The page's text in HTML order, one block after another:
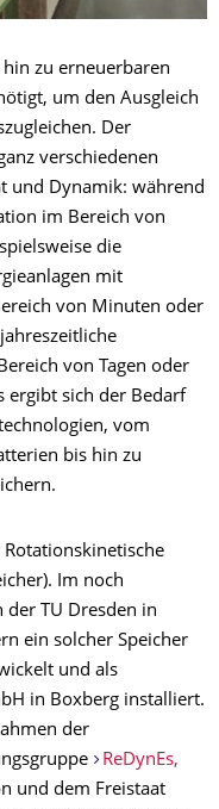
zu erneuerbaren
um den Ausgleich
Der
verschiedenen
und Dynamik: während
im Bereich von
die
mit
von Minuten oder
von Tagen oder
ergibt sich der Bedarf
vom
bis hin zu
Rotationskinetische
Im noch
TU Dresden in
ein solcher Speicher
und als
in Boxberg installiert.
der
ReDynEs,
und dem Freistaat